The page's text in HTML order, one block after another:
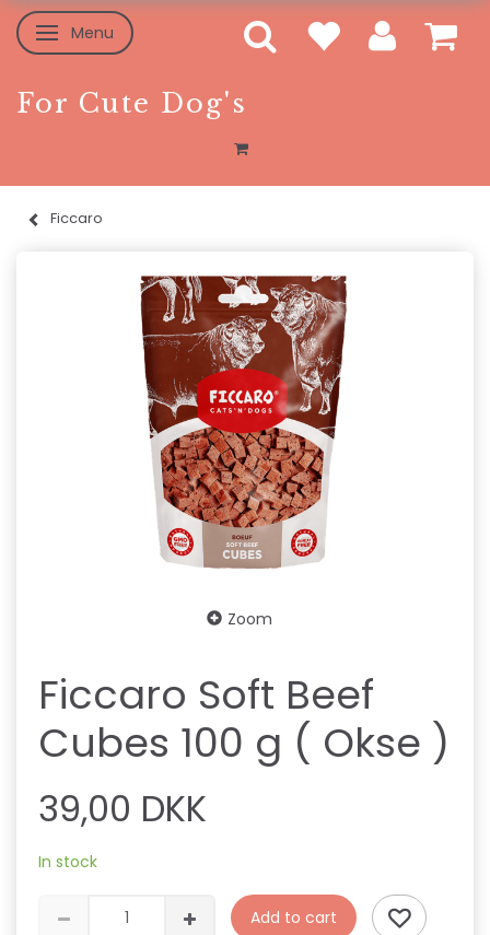
Toggle navigation
Menu
For Cute Dog's
Ficcaro
Zoom
Ficcaro Soft Beef
Cubes 100 g ( Okse )
39,00 DKK
In stock
Add to cart